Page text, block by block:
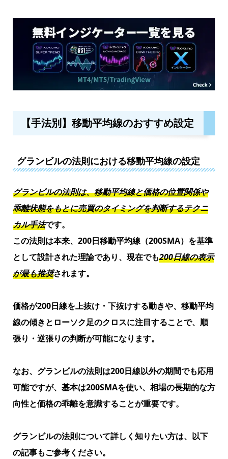
【手法別】移動平均線のおすすめ設定
グランビルの法則における移動平均線の設定
グランビルの法則は、移動平均線と価格の位置関係や
乖離状態をもとに売買のタイミングを判断するテクニ
カル手法です。
この法則は本来、200日移動平均線（200SMA）を基準
として設計された理論であり、現在でも200日線の表示
が最も推奨されます。
価格が200日線を上抜け・下抜けする動きや、移動平均
線の傾きとローソク足のクロスに注目することで、順
張り・逆張りの判断が可能になります。
なお、グランビルの法則は200日線以外の期間でも応用
可能ですが、基本は200SMAを使い、相場の長期的な方
向性と価格の乖離を意識することが重要です。
グランビルの法則について詳しく知りたい方は、以下
の記事もご参考ください。